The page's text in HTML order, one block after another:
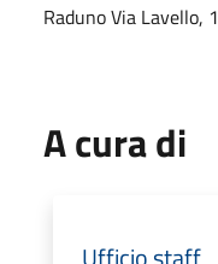
Raduno Via Lavello, 1
A cura di